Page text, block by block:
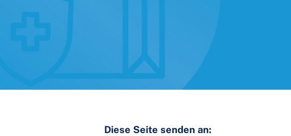
Diese Seite senden an: